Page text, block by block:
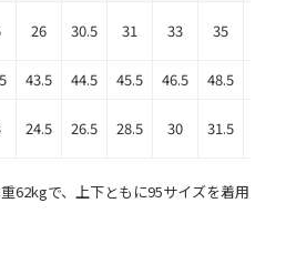
26 30.5 31 33 35
43.5 44.5 45.5 46.5 48.5
24.5 26.5 28.5 30 31.5
62kgで、上下ともに95サイズを着用